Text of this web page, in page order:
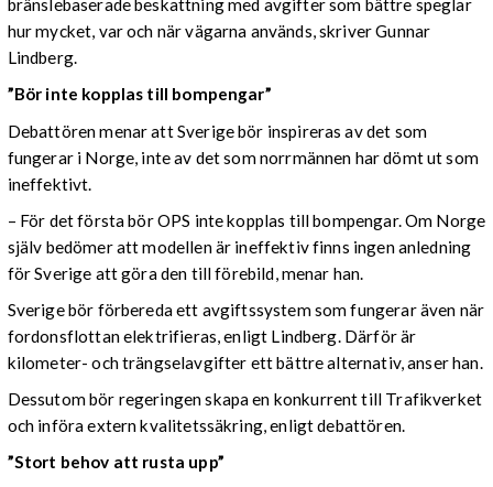
bränslebaserade beskattning med avgifter som bättre speglar
hur mycket, var och när vägarna används, skriver Gunnar
Lindberg.
”Bör inte kopplas till bompengar”
Debattören menar att Sverige bör inspireras av det som
fungerar i Norge, inte av det som norrmännen har dömt ut som
ineffektivt.
– För det första bör OPS inte kopplas till bompengar. Om Norge
själv bedömer att modellen är ineffektiv finns ingen anledning
för Sverige att göra den till förebild, menar han.
Sverige bör förbereda ett avgiftssystem som fungerar även när
fordonsflottan elektrifieras, enligt Lindberg. Därför är
kilometer- och trängselavgifter ett bättre alternativ, anser han.
Dessutom bör regeringen skapa en konkurrent till Trafikverket
och införa extern kvalitetssäkring, enligt debattören.
”Stort behov att rusta upp”